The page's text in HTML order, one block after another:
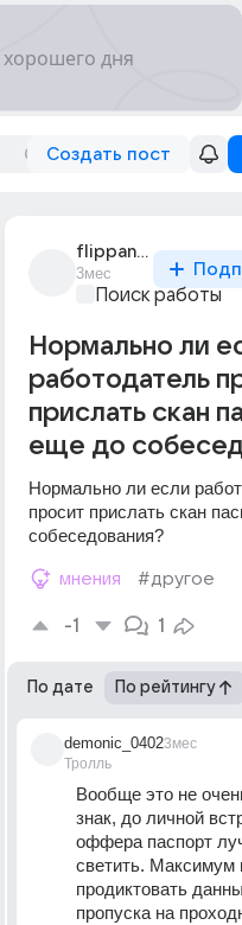
Создать пост
flippant_7819
3мес
Поиск работы
Нормально ли
работодатель
прислать скан
еще до
Нормально ли если
просит прислать скан
собеседования?
мнения #другое
-1 1
По дате По рейтингу
demonic_0402
Тролль
3мес
Вообще это не
знак, до личной
оффера паспорт
светить. Максимум
продиктовать
пропуска на